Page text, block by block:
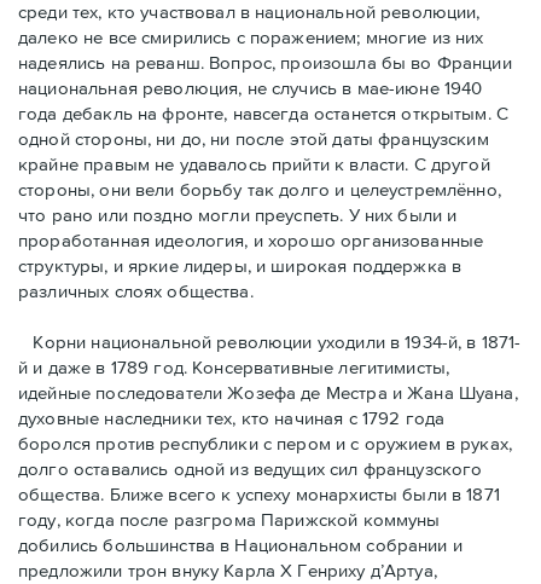
среди тех, кто участвовал в национальной революции,
далеко не все смирились с поражением; многие из них
надеялись на реванш. Вопрос, произошла бы во Франции
национальная революция, не случись в мае-июне 1940
года дебакль на фронте, навсегда останется открытым. С
одной стороны, ни до, ни после этой даты французским
крайне правым не удавалось прийти к власти. С другой
стороны, они вели борьбу так долго и целеустремлённо,
что рано или поздно могли преуспеть. У них были и
проработанная идеология, и хорошо организованные
структуры, и яркие лидеры, и широкая поддержка в
различных слоях общества.
Корни национальной революции уходили в 1934-й, в 1871-
й и даже в 1789 год. Консервативные легитимисты,
идейные последователи Жозефа де Местра и Жана Шуана,
духовные наследники тех, кто начиная с 1792 года
боролся против республики с пером и с оружием в руках,
долго оставались одной из ведущих сил французского
общества. Ближе всего к успеху монархисты были в 1871
году, когда после разгрома Парижской коммуны
добились большинства в Национальном собрании и
предложили трон внуку Карла Х Генриху д’Артуа,